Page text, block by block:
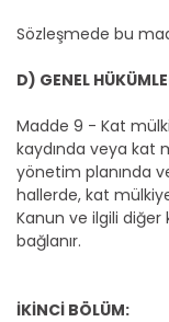
Sözleşmede bu
D) GENEL
Madde 9 - Kat
kaydında veya kat
yönetim planında
hallerde, kat
Kanun ve ilgili
bağlanır.
İKİNCİ BÖLÜM: